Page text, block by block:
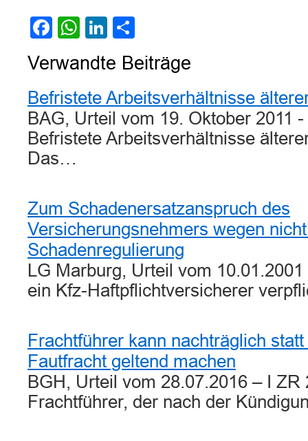
Facebook
WhatsApp
LinkedIn
Verwandte Beiträge
Befristete Arbeitsverhältnisse
BAG, Urteil vom 19. Oktober 2011
Befristete Arbeitsverhältnisse
Das…
Zum Schadenersatzanspruch des
Versicherungsnehmers wegen
Schadenregulierung
LG Marburg, Urteil vom
ein Kfz-Haftpflichtversicherer
Frachtführer kann nachträglich
Fautfracht geltend machen
BGH, Urteil vom 28.07.2016 – I ZR
Frachtführer, der nach der